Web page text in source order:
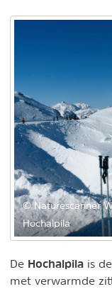
© Naturescanner
Hochalpila
De Hochalpila is
met verwarmde